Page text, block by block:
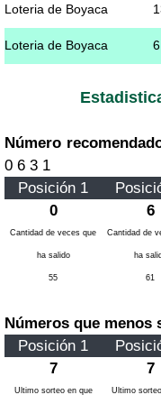
Loteria de Boyaca
Loteria de Boyaca
Número
0 6 3 1
Posición 1
0
6
Cantidad de veces que
ha salido
55
Cantidad de
ha
61
Números que menos
Posición 1
7
7
Ultimo sorteo en que Ultimo